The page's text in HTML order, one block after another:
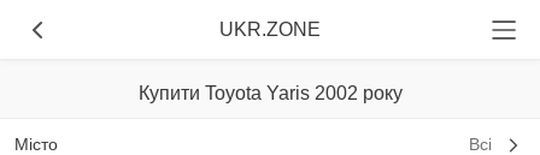
UKR.ZONE
Купити Toyota Yaris 2002 року
Місто Всі